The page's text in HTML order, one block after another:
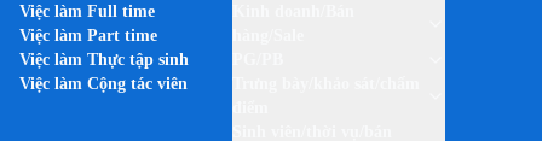
Việc làm Full time
Việc làm Part time
Việc làm Thực tập sinh
Việc làm Cộng tác viên